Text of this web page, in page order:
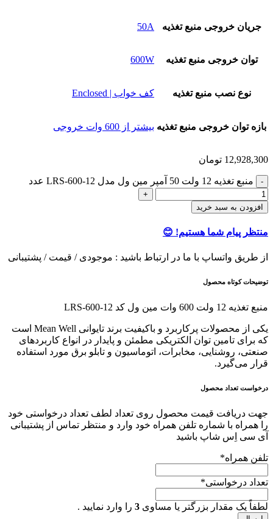
جریان خروجی منبع تغذیه 50A
توان خروجی منبع تغذیه 600W
نوع نصب منبع تغذیه کف خواب | Enclosed
بازه توان خروجی منبع تغذیه بیشتر از 600 وات خروجی
12,928,300 تومان
منبع تغذیه 12 ولت 50 آمپر مین ول مدل LRS-600-12 عدد
افزودن به سبد خرید
منتظر پیام شما هستیم! 😊
از طریق واتساپ با ما در ارتباط باشید : موجودی / قیمت / پشتیبانی
توضیحات کوتاه محصول
منبع تغذیه 12 ولت 600 وات مین ول کد LRS-600-12
یکی از محصولات پرکاربرد و باکیفیت برند تایوانی Mean Well است
که برای تامین توان الکتریکی مطمئن و پایدار در انواع کاربردهای
صنعتی، روشنایی، مخابرات، اتوماسیون و تابلو برق مورد استفاده
قرار می‌گیرد.
درخواست تعداد محصول
جهت دریافت قیمت محصول روی تعداد لطف تعداد درخواستی خود
را همراه با شماره تلفن همراه خود وارد و منتظر تماس از پشتیبانی
آی سی اِس شاپ باشید
تلفن همراه*
تعداد درخواستی*
لطفاً یک مقدار بزرگتر یا مساوی 3 را وارد نمایید .